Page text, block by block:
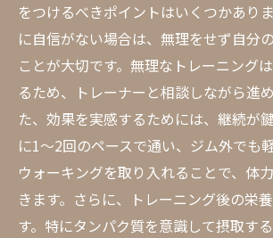
をつけるべきポイントはいくつかあり
に自信がない場合は、無理をせず自分
ことが大切です。無理なトレーニング
るため、トレーナーと相談しながら進
た、効果を実感するためには、継続が
に1〜2回のペースで通い、ジム外でも
ウォーキングを取り入れることで、体
きます。さらに、トレーニング後の栄
す。特にタンパク質を意識して摂取す